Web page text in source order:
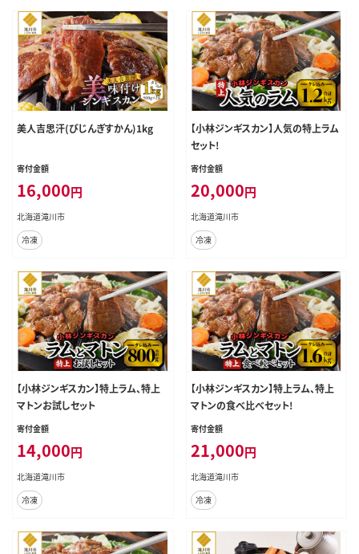
美人吉思汗(びじんぎすかん)1kg
寄付金額
16,000円
北海道滝川市
冷凍
【小林ジンギスカン】人気の特上ラム
セット!
寄付金額
20,000円
北海道滝川市
冷凍
【小林ジンギスカン】特上ラム、特上
マトンお試しセット
寄付金額
14,000円
北海道滝川市
冷凍
【小林ジンギスカン】特上ラム、特上
マトンの食べ比べセット!
寄付金額
21,000円
北海道滝川市
冷凍